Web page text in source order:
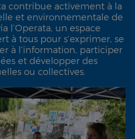
contribue activement à la
et environnementale de
l’Operata, un espace
à tous pour s’exprimer, se
à l’information, participer
et développer des
ou collectives.